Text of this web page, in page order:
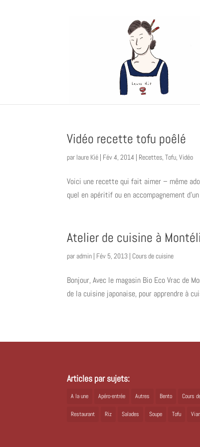
Vidéo recette tofu poêlé
par laure Kié | Fév 4, 2014 | Recettes,Tofu,Vidéo
Voici une recette qui fait aimer – même
quel en apéritif ou en accompagnement
Atelier de cuisine à
par admin | Fév 5, 2013 | Cours de cuisine
Bonjour, Avec le magasin Bio Eco Vrac de
de la cuisine japonaise, pour apprendre à
Articles par sujets:
A la une Apéro-entrée Autres Bento Cours
Restaurant Riz Salades Soupe Tofu